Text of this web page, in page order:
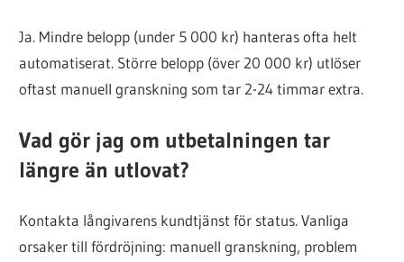
Ja. Mindre belopp (under 5 000 kr) hanteras ofta helt
automatiserat. Större belopp (över 20 000 kr) utlöser
oftast manuell granskning som tar 2-24 timmar extra.
Vad gör jag om utbetalningen tar
längre än utlovat?
Kontakta långivarens kundtjänst för status. Vanliga
orsaker till fördröjning: manuell granskning, problem